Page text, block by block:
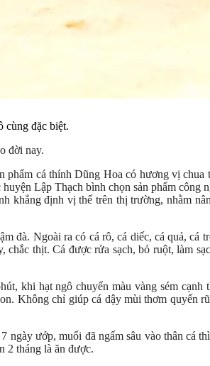
cùng đặc biệt.
đời nay.
cá thính Dũng Hoa có hương vị chua
Lập Thạch bình chọn sản phẩm công
khẳng định vị thế trên thị trường, nhằm
đà. Ngoài ra có cá rô, cá diếc, cá quả, cá
thịt. Cá được rửa sạch, bỏ ruột, làm
khi hạt ngô chuyển màu vàng sém cạnh
Không chỉ giúp cá dậy mùi thơm quyến
ướp, muối đã ngấm sâu vào thân cá
2 tháng là ăn được.